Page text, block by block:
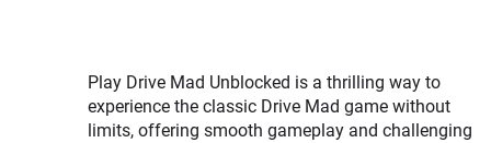
Play Drive Mad Unblocked is a thrilling way to
experience the classic Drive Mad game without
limits, offering smooth gameplay and challenging